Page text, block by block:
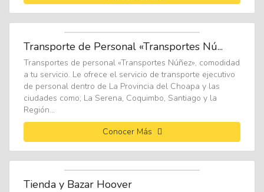
Transporte de Personal «Transportes Nú...
Transportes de personal «Transportes Núñez», comodidad
a tu servicio. Le ofrece el servicio de transporte ejecutivo
de personal dentro de La Provincia del Choapa y las
ciudades como; La Serena, Coquimbo, Santiago y la
Región...
Conocer Más
Tienda y Bazar Hoover